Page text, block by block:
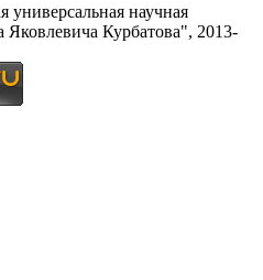
научная
Курбатова", 2013-